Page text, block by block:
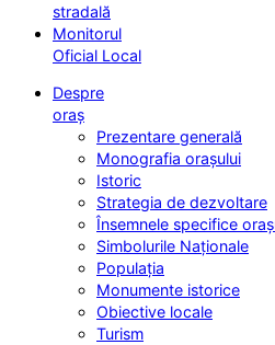
stradală
Monitorul
Oficial Local
Despre
oraș
Prezentare generală
Monografia orașului
Istoric
Strategia de dezvoltare
Însemnele specifice
Simbolurile Naționale
Populația
Monumente istorice
Obiective locale
Turism